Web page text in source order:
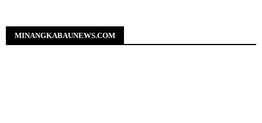
MINANGKABAUNEWS.COM